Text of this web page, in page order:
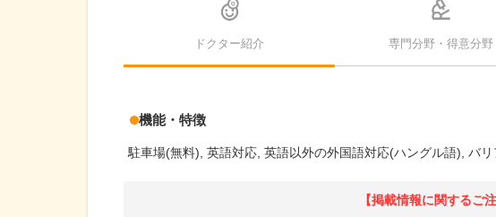
ドクター紹介 専門分野・得意分野
機能・特徴
駐車場(無料) 英語対応 英語以外の外国語対応(ハングル語) バリ
【掲載情報に関するご注